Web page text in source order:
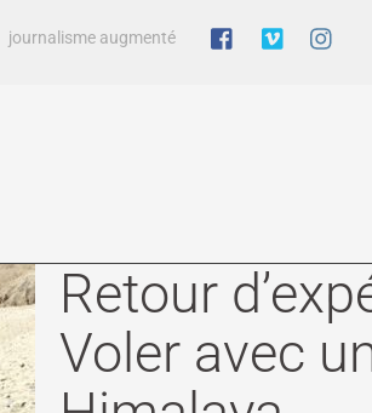
journalisme augmenté
Retour
Voler avec